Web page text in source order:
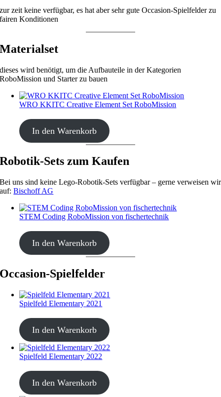
zur zeit keine verfügbar, es hat aber sehr gute Occasion-Spielfelder zu
fairen Konditionen
Materialset
dieses wird benötigt, um die Aufbauteile in der Kategorien
RoboMission und Starter zu bauen
WRO KKITC Creative Element Set RoboMission
CHF53.00
In den Warenkorb
Robotik-Sets zum Kaufen
Bei uns sind keine Lego-Robotik-Sets verfügbar – gerne verweisen wir
auf:Bischoff AG
STEM Coding RoboMission von fischertechnik
CHF499.00
In den Warenkorb
Occasion-Spielfelder
Spielfeld Elementary 2021
CHF20.00
In den Warenkorb
Spielfeld Elementary 2022
CHF20.00
In den Warenkorb